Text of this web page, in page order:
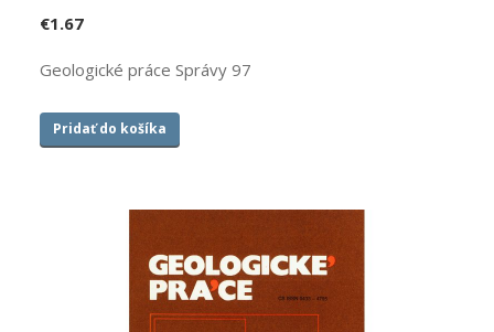
€1.67
Geologické práce Správy 97
Pridať do košíka